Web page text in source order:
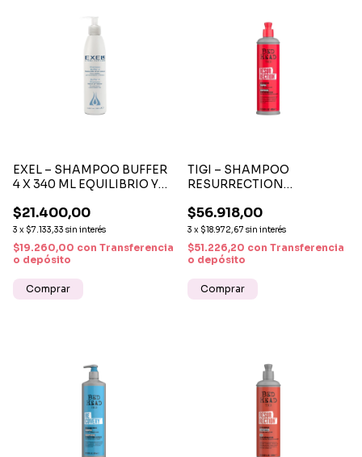
EXEL – SHAMPOO BUFFER
4 X 340 ML EQUILIBRIO Y
$21.400,00
3 x $7.133,33 sin interés
$19.260,00 con Transferencia
o depósito
TIGI – SHAMPOO
RESURRECTION
PARA CABELLO DAÑADO
400 ML
$56.918,00
3 x $18.972,67 sin interés
$51.226,20 con Transferencia
o depósito